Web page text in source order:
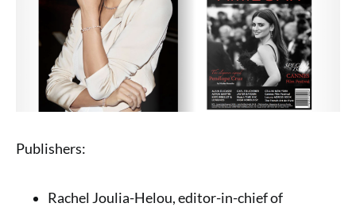
Publishers:
Rachel Joulia-Helou, editor-in-chief of